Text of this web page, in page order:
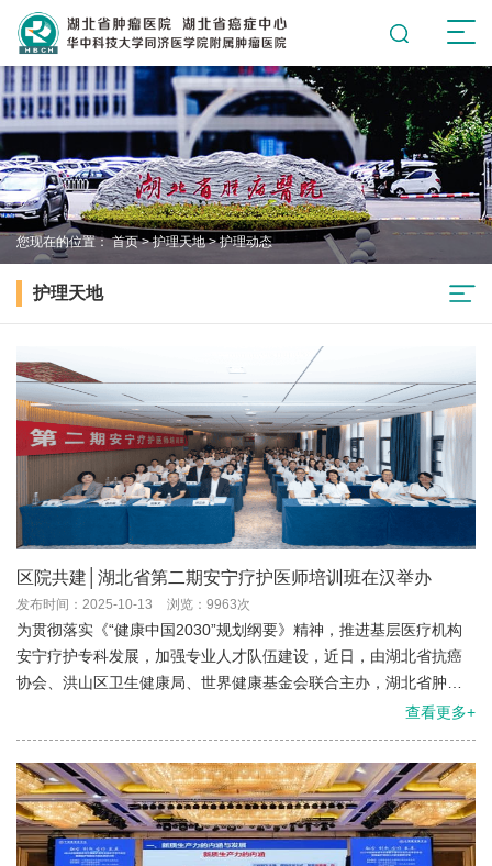
您现在的位置： 首页>护理天地>护理动态
护理天地
区院共建│湖北省第二期安宁疗护医师培训班在汉举办
发布时间：2025-10-13 浏览：9963次
为贯彻落实《“健康中国2030”规划纲要》精神，推进基层医疗机构
安宁疗护专科发展，加强专业人才队伍建设，近日，由湖北省抗癌
协会、洪山区卫生健康局、世界健康基金会联合主办，湖北省肿瘤
医院承办的“第二期安宁疗护医师培训班”在武汉顺利举行。查看更多+